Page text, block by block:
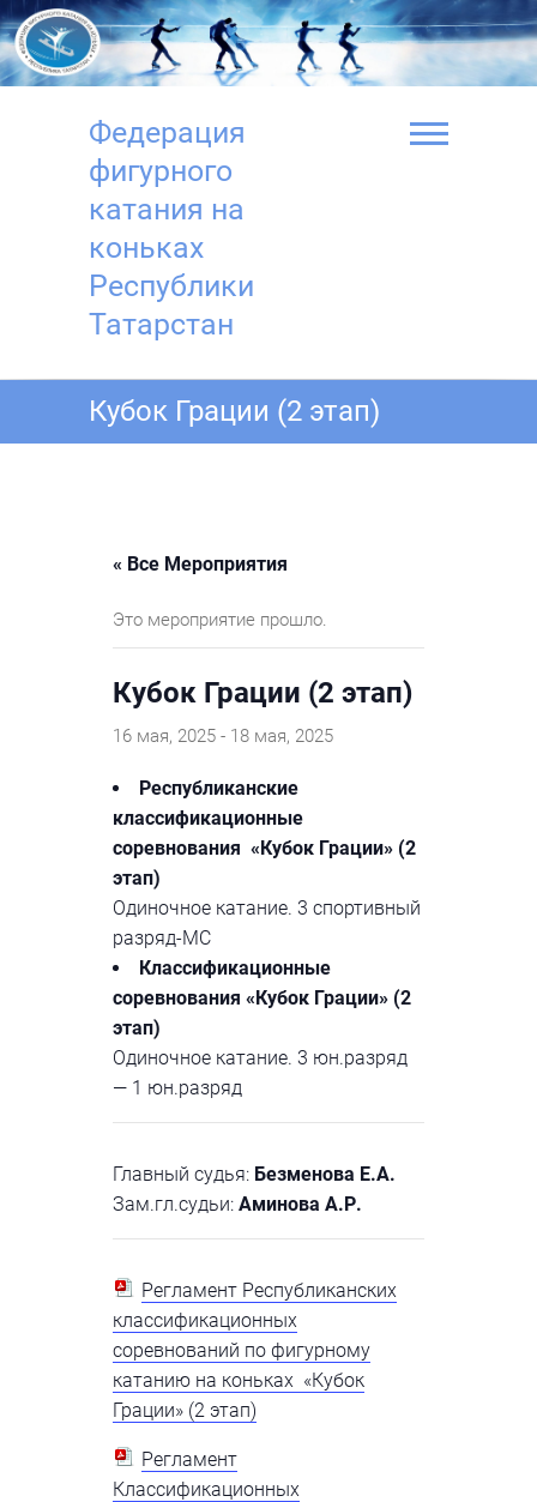
Перейти
к
содержимому
Федерация
фигурного
катания на
коньках
Республики
Татарстан
Кубок Грации (2 этап)
« Все Мероприятия
Это мероприятие прошло.
Кубок Грации (2 этап)
16 мая, 2025 - 18 мая, 2025
Республиканские
классификационные
соревнования «Кубок Грации» (2
этап)
Одиночное катание. 3 спортивный
разряд-МС
Классификационные
соревнования «Кубок Грации» (2
этап)
Одиночное катание. 3 юн.разряд
— 1 юн.разряд
Главный судья: Безменова Е.А.
Зам.гл.судьи: Аминова А.Р.
Регламент Республиканских
классификационных
соревнований по фигурному
катанию на коньках «Кубок
Грации» (2 этап)
Регламент
Классификационных